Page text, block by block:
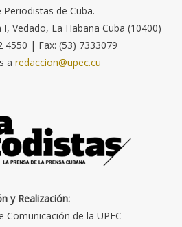
Periodistas de Cuba.
Vedado, La Habana Cuba (10400)
4550 | Fax: (53) 7333079
a redaccion@upec.cu
y Realización:
Comunicación de la UPEC